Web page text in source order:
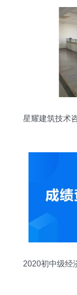
星耀建筑技术
2020初中级经